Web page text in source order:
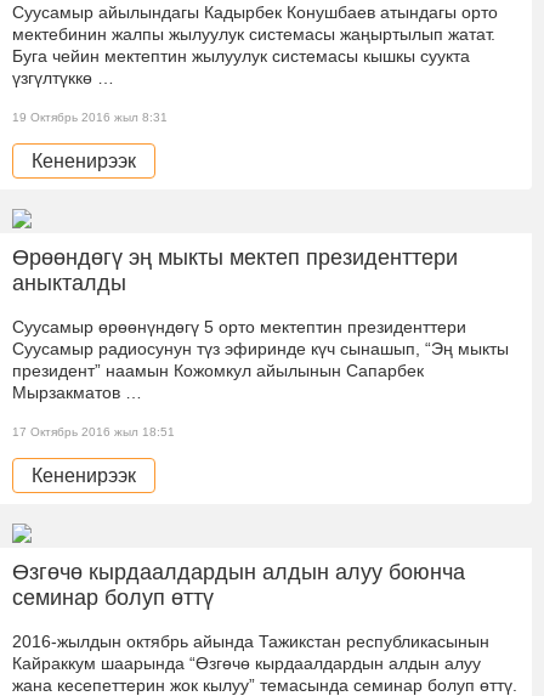
Суусамыр айылындагы Кадырбек Конушбаев атындагы орто
мектебинин жалпы жылуулук системасы жаңыртылып жатат.
Буга чейин мектептин жылуулук системасы кышкы суукта
үзгүлтүккө …
19 Октябрь 2016 жыл 8:31
Кененирээк
Өрөөндөгү эң мыкты мектеп президенттери
аныкталды
Суусамыр өрөөнүндөгү 5 орто мектептин президенттери
Суусамыр радиосунун түз эфиринде күч сынашып, “Эң мыкты
президент” наамын Кожомкул айылынын Сапарбек
Мырзакматов …
17 Октябрь 2016 жыл 18:51
Кененирээк
Өзгөчө кырдаалдардын алдын алуу боюнча
семинар болуп өттү
2016-жылдын октябрь айында Тажикстан республикасынын
Кайраккум шаарында “Өзгөчө кырдаалдардын алдын алуу
жана кесепеттерин жок кылуу” темасында семинар болуп өттү.